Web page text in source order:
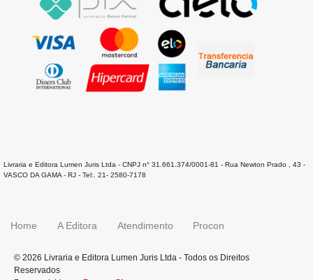
Livraria e Editora Lumen Juris Ltda - CNPJ n° 31.661.374/0001-81 - Rua Newton Prado , 43 -
VASCO DA GAMA - RJ - Tel:. 21- 2580-7178
Home A Editora Atendimento Procon
© 2026 Livraria e Editora Lumen Juris Ltda - Todos os Direitos
Reservados